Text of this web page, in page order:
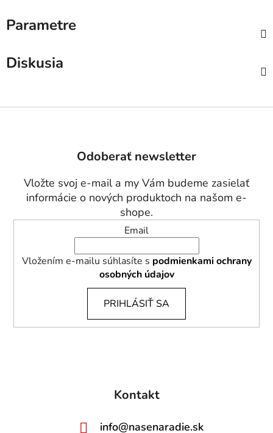
Parametre
Diskusia
Odoberať newsletter
Vložte svoj e-mail a my Vám budeme zasielať
informácie o nových produktoch na našom e-
shope.
Email
Vložením e-mailu súhlasíte s podmienkami ochrany
osobných údajov
PRIHLÁSIŤ SA
Kontakt
info@nasenaradie.sk